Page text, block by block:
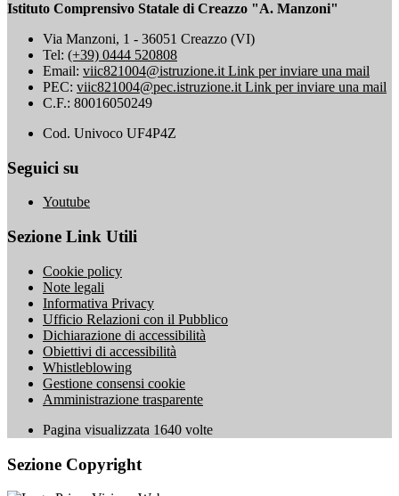
Istituto Comprensivo Statale di Creazzo "A. Manzoni"
Via Manzoni, 1 - 36051 Creazzo (VI)
Tel: (+39) 0444 520808
Email: viic821004@istruzione.it Link per inviare una mail
PEC: viic821004@pec.istruzione.it Link per inviare una mail
C.F.: 80016050249
Cod. Univoco UF4P4Z
Seguici su
Youtube
Sezione Link Utili
Cookie policy
Note legali
Informativa Privacy
Ufficio Relazioni con il Pubblico
Dichiarazione di accessibilità
Obiettivi di accessibilità
Whistleblowing
Gestione consensi cookie
Amministrazione trasparente
Pagina visualizzata 1640 volte
Sezione Copyright